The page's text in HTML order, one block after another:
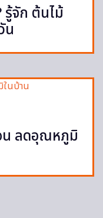
รู้จัก ต้นไม้
น
น ลดอุณหภูมิ